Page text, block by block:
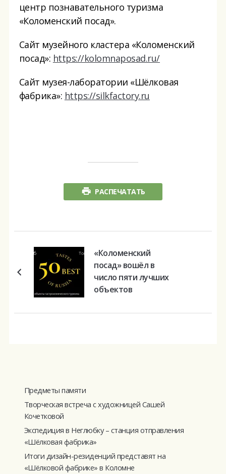
центр познавательного туризма
«Коломенский посад».
Сайт музейного кластера «Коломенский
посад»: https://kolomnaposad.ru/
Сайт музея-лаборатории «Шёлковая
фабрика»: https://silkfactory.ru
РАСПЕЧАТАТЬ
«Коломенский
посад» вошёл в
число пяти лучших
объектов
Предметы памяти
Творческая встреча с художницей Сашей
Кочетковой
Экспедиция в Неглюбку – станция отправления
«Шёлковая фабрика»
Итоги дизайн-резиденций представят на
«Шёлковой фабрике» в Коломне